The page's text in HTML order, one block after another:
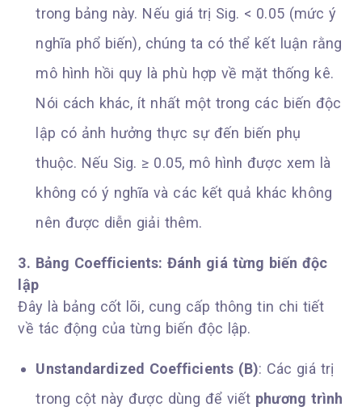
trong bảng này. Nếu giá trị Sig. < 0.05 (mức ý
nghĩa phổ biến), chúng ta có thể kết luận rằng
mô hình hồi quy là phù hợp về mặt thống kê.
Nói cách khác, ít nhất một trong các biến độc
lập có ảnh hưởng thực sự đến biến phụ
thuộc. Nếu Sig. ≥ 0.05, mô hình được xem là
không có ý nghĩa và các kết quả khác không
nên được diễn giải thêm.
3. Bảng Coefficients: Đánh giá từng biến độc
lập
Đây là bảng cốt lõi, cung cấp thông tin chi tiết
về tác động của từng biến độc lập.
Unstandardized Coefficients (B): Các giá trị
trong cột này được dùng để viết phương trình